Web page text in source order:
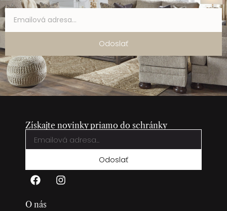
Odoslať
Získajte novinky priamo do schránky
Odoslať
O nás